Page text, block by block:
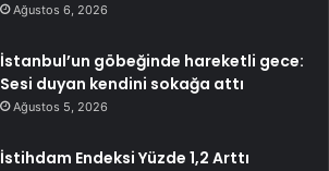
Ağustos 6, 2026
İstanbul’un göbeğinde hareketli gece:
Sesi duyan kendini sokağa attı
Ağustos 5, 2026
İstihdam Endeksi Yüzde 1,2 Arttı